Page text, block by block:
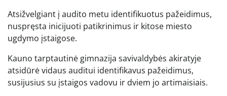
Atsižvelgiant į audito metu identifikuotus pažeidimus,
nuspręsta inicijuoti patikrinimus ir kitose miesto
ugdymo įstaigose.
Kauno tarptautinė gimnazija savivaldybės akiratyje
atsidūrė vidaus auditui identifikavus pažeidimus,
susijusius su įstaigos vadovu ir dviem jo artimaisiais.